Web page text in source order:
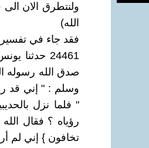
ولنتطرق الان
الله)
فقد جاء في
صدق الله رسوله
وسلم : " إني قد
" فلما نزل
رؤياه ؟ فقال
تخافون } إني لم